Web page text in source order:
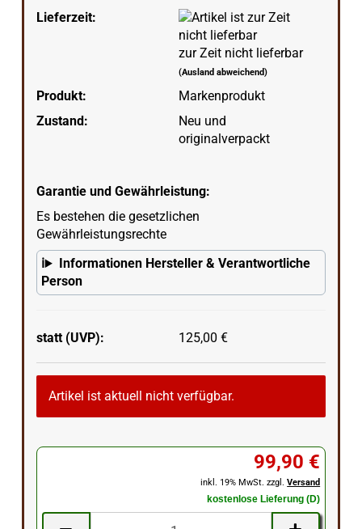
Lieferzeit:
zur Zeit nicht lieferbar
(Ausland abweichend)
Produkt:
Markenprodukt
Zustand:
Neu und
originalverpackt
Garantie und Gewährleistung:
Es bestehen die gesetzlichen
Gewährleistungsrechte
Informationen Hersteller & Verantwortliche
Person
statt (UVP): 125,00 €
Artikel ist aktuell nicht verfügbar.
99,90 €
inkl. 19% MwSt. zzgl.Versand
kostenlose Lieferung (D)